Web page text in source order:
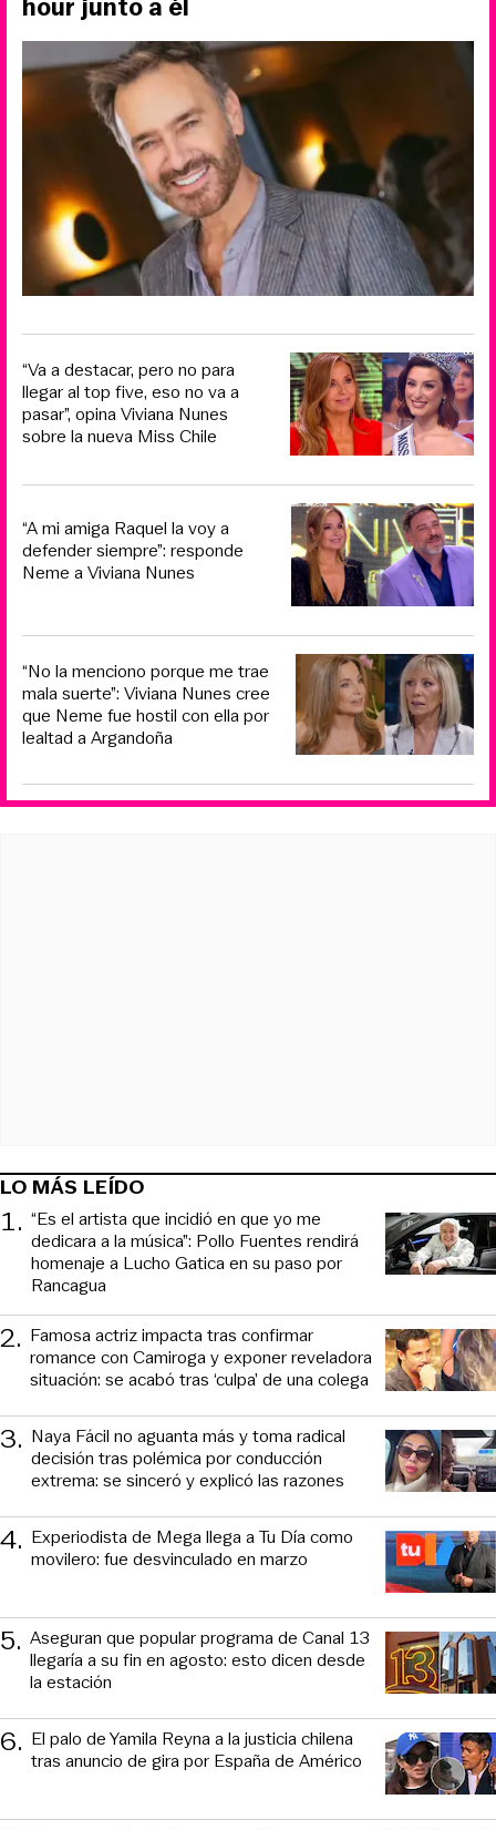
hour junto a él
“Va a destacar, pero no para
llegar al top five, eso no va a
pasar”, opina Viviana Nunes
sobre la nueva Miss Chile
“A mi amiga Raquel la voy a
defender siempre”: responde
Neme a Viviana Nunes
“No la menciono porque me trae
mala suerte”: Viviana Nunes cree
que Neme fue hostil con ella por
lealtad a Argandoña
LO MÁS LEÍDO
1. “Es el artista que incidió en que yo me
dedicara a la música”: Pollo Fuentes rendirá
homenaje a Lucho Gatica en su paso por
Rancagua
2. Famosa actriz impacta tras confirmar
romance con Camiroga y exponer reveladora
situación: se acabó tras ‘culpa’ de una colega
3. Naya Fácil no aguanta más y toma radical
decisión tras polémica por conducción
extrema: se sinceró y explicó las razones
4. Experiodista de Mega llega a Tu Día como
movilero: fue desvinculado en marzo
5. Aseguran que popular programa de Canal 13
llegaría a su fin en agosto: esto dicen desde
la estación
6. El palo de Yamila Reyna a la justicia chilena
tras anuncio de gira por España de Américo